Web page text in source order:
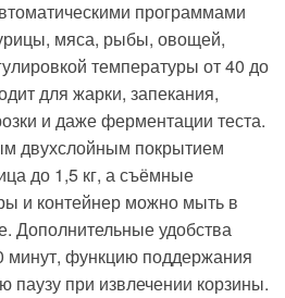
программами
мяса, рыбы, овощей,
температуры от 40 до
для жарки, запекания,
и даже ферментации теста.
двухслойным покрытием
до 1,5 кг, а съёмные
и контейнер можно мыть в
Дополнительные удобства
минут, функцию поддержания
паузу при извлечении корзины.